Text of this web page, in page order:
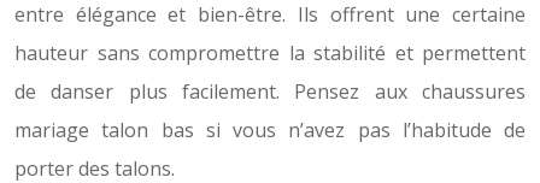
entre élégance et bien-être. Ils offrent une certaine
hauteur sans compromettre la stabilité et permettent
de danser plus facilement. Pensez aux chaussures
mariage talon bas si vous n’avez pas l’habitude de
porter des talons.